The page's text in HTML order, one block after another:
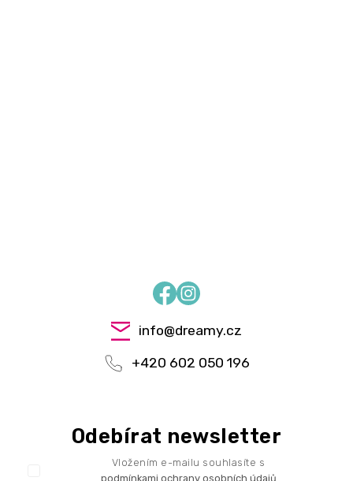
FacebookInstagram
info@dreamy.cz
+420 602 050 196
Odebírat newsletter
Vložením e-mailu souhlasíte s
podmínkami ochrany osobních údajů